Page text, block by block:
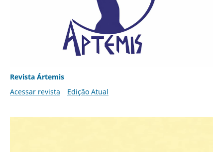
Revista Ártemis
Acessar revista
Edição Atual